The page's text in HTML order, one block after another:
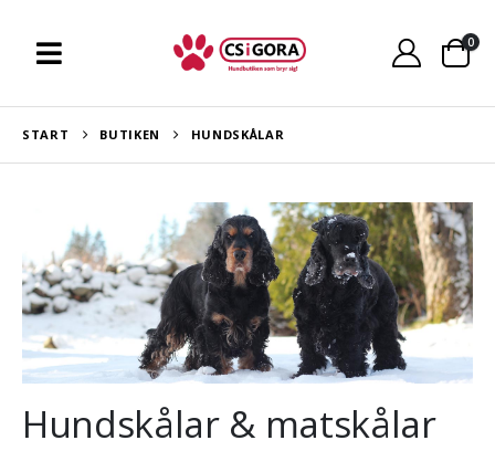
0
START BUTIKEN HUNDSKÅLAR
Hundskålar & matskålar